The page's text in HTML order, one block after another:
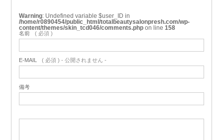
Warning : Undefined variable $user_ID in
/home/r0890454/public_html/totalbeautysalonpresh.com/wp-
content/themes/skin_tcd046/comments.php on line 158
名前 ( 必須 )
E-MAIL ( 必須 ) - 公開されません -
備考